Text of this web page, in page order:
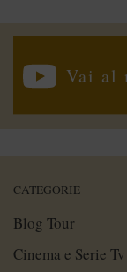
Vai al
CATEGORIE
Blog Tour
Cinema e Serie Tv